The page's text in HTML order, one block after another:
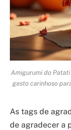
Amigurumi do
gesto carinhoso
As tags de
de agradecer a